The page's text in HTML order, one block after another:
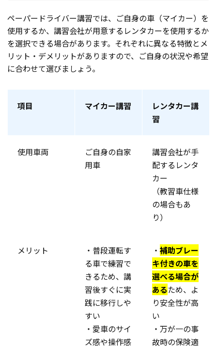
ペーパードライバー講習では、ご自身の車（マイカー）を
使用するか、講習会社が用意するレンタカーを使用するか
を選択できる場合があります。それぞれに異なる特徴とメ
リット・デメリットがありますので、ご自身の状況や希望
に合わせて選びましょう。
項目 マイカー講習
レンタカー講
習
使用車両
ご自身の自家
用車
講習会社が手
配するレンタ
カー
（教習車仕様
の場合もあ
り）
メリット
・普段運転す
る車で練習で
きるため、講
習後すぐに実
践に移行しや
すい
・愛車のサイ
ズ感や操作感
・ 補助ブレー
キ付きの車を
選べる場合が
あるため、よ
り安全性が高
い
・万が一の事
故時の保険適